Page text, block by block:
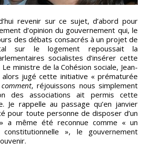
revenir sur ce sujet, d’abord pour
d’opinion du gouvernement qui, le
des débats consacrés à un projet de
sur le logement repoussait la
socialistes d’insérer cette
ministre de la Cohésion sociale, Jean-
alors jugé cette initiative « prématurée
, réjouissons nous simplement
des associations ait permis cette
Je rappelle au passage qu’en janvier
pour toute personne de disposer d’un
a même été reconnue comme « un
», le gouvernement